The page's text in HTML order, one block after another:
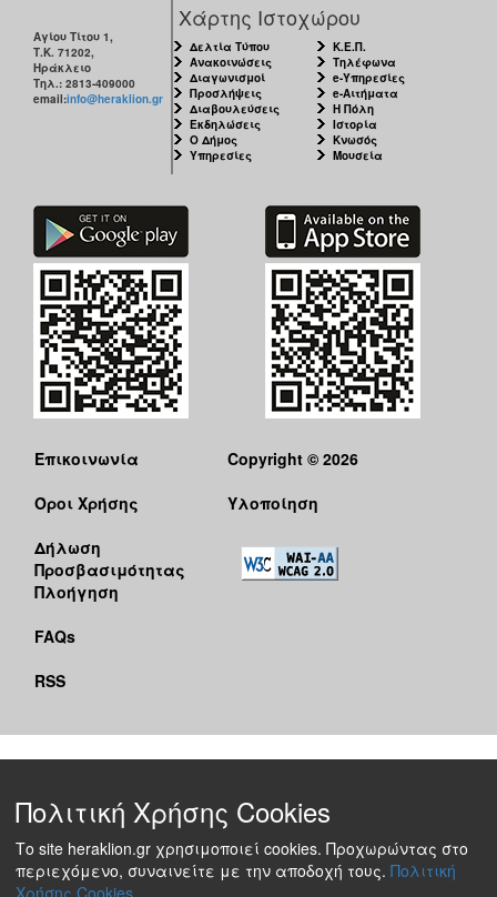
Αγίου Τίτου 1,
Τ.Κ. 71202,
Ηράκλειο
Τηλ.: 2813-409000
email:info@heraklion.gr
Χάρτης Ιστοχώρου
Δελτία Τύπου
Ανακοινώσεις
Διαγωνισμοί
Προσλήψεις
Διαβουλεύσεις
Εκδηλώσεις
Ο Δήμος
Υπηρεσίες
Κ.Ε.Π.
Τηλέφωνα
e-Υπηρεσίες
e-Αιτήματα
Η Πόλη
Ιστορία
Κνωσός
Μουσεία
Επικοινωνία
Όροι Χρήσης
Δήλωση
Προσβασιμότητας
Πλοήγηση
FAQs
RSS
Copyright © 2026
Υλοποίηση
Πολιτική Χρήσης Cookies
Το site heraklion.gr χρησιμοποιεί cookies. Προχωρώντας στο
περιεχόμενο, συναινείτε με την αποδοχή τους. Πολιτική
Χρήσης Cookies